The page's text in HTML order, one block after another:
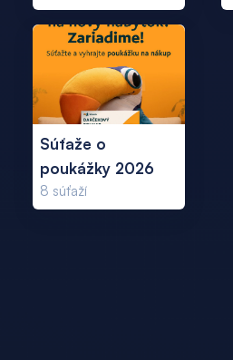
Súťaže o
poukážky 2026
8 súťaží